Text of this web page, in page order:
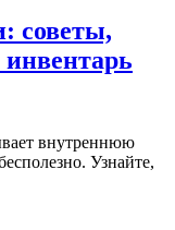
советы,
внутреннюю
Узнайте,